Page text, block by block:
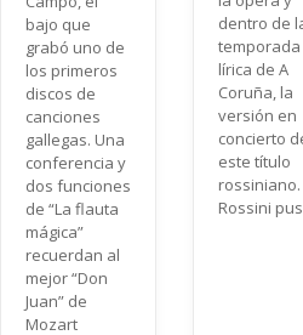
bajo que
grabó uno de
los primeros
discos de
canciones
gallegas. Una
conferencia y
dos funciones
de “La flauta
mágica”
recuerdan al
mejor “Don
Juan” de
Mozart
dentro de
temporada
lírica de A
Coruña, la
versión en
concierto
este título
rossiniano.
Rossini